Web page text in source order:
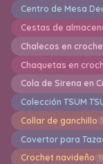
Centro de Mesa
Cestas de
Chalecos en
Chaquetas en
Cola de Sirena en
Colección TSUM
Collar de ganchillo
Covertor para
Crochet navideño